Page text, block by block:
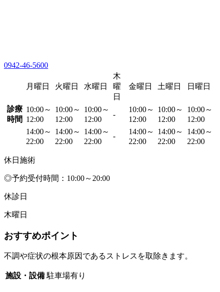
0942-46-5600
月曜日 火曜日 水曜日
木
曜
日
金曜日 土曜日 日曜日
診療
時間
10:00～
12:00
10:00～
12:00
10:00～
12:00
-
10:00～
12:00
10:00～
12:00
10:00～
12:00
14:00～
22:00
14:00～
22:00
14:00～
22:00
-
14:00～
22:00
14:00～
22:00
14:00～
22:00
休日施術
◎予約受付時間：10:00～20:00
休診日
木曜日
おすすめポイント
不調や症状の根本原因であるストレスを取除きます。
施設・設備 駐車場有り